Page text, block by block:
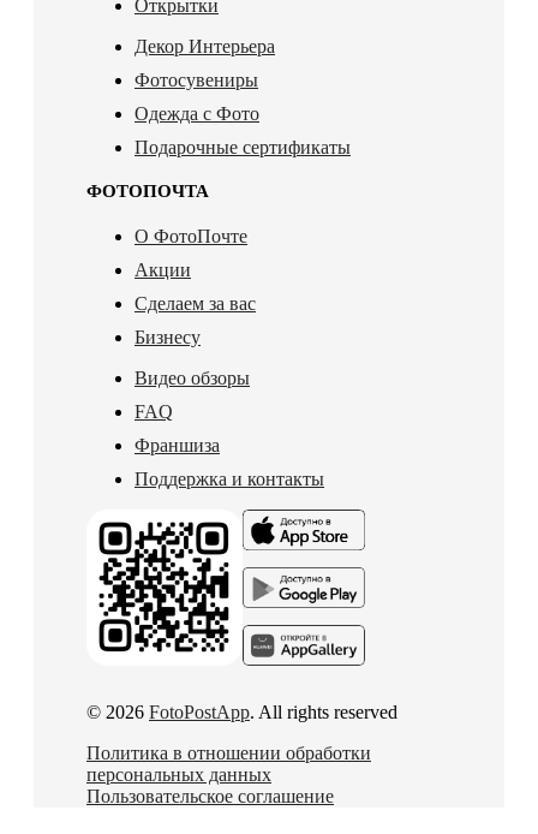
Открытки
Декор Интерьера
Фотосувениры
Одежда с Фото
Подарочные сертификаты
ФОТОПОЧТА
О ФотоПочте
Акции
Сделаем за вас
Бизнесу
Видео обзоры
FAQ
Франшиза
Поддержка и контакты
© 2026 FotoPostApp. All rights reserved
Политика в отношении обработки
персональных данных
Пользовательское соглашение